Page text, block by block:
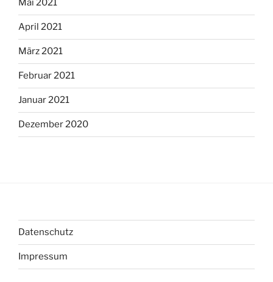
Mai 2021
April 2021
März 2021
Februar 2021
Januar 2021
Dezember 2020
Datenschutz
Impressum